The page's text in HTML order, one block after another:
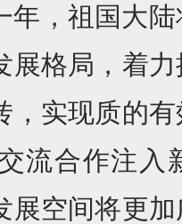
年，祖国大
格局，着力
，实现质的
流合作注入
展空间将更